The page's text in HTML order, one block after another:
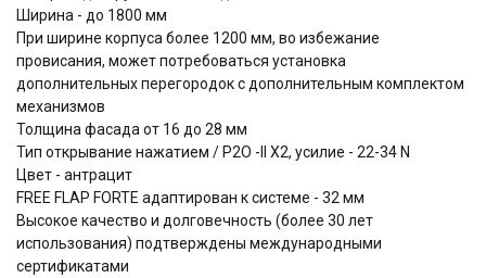
Ширина - до 1800 мм
При ширине корпуса более 1200 мм, во избежание
провисания, может потребоваться установка
дополнительных перегородок с дополнительным комплектом
механизмов
Толщина фасада от 16 до 28 мм
Тип открывание нажатием / P2O -II Х2, усилие - 22-34 N
Цвет - антрацит
FREE FLAP FORTE адаптирован к системе - 32 мм
Высокое качество и долговечность (более 30 лет
использования) подтверждены международными
сертификатами